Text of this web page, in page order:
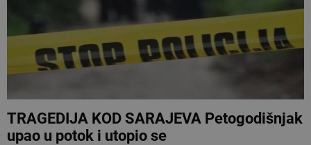
TRAGEDIJA KOD SARAJEVA Petogodišnjak
upao u potok i utopio se